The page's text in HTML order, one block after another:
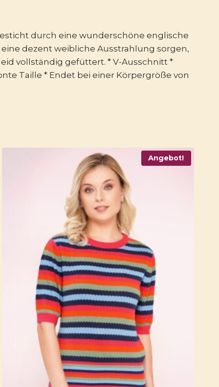
durch eine wunderschöne englische
dezent weibliche Ausstrahlung sorgen,
vollständig gefüttert. * V-Ausschnitt *
Taille * Endet bei einer Körpergröße von
Angebot!